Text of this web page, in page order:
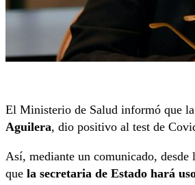
El Ministerio de Salud informó que
Aguilera, dio positivo al test de
Así, mediante un comunicado, desde
que la secretaria de Estado hará